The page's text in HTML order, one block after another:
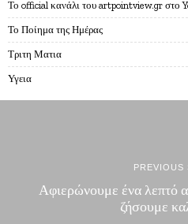
Το official κανάλι του artpointview.gr στο
Το Ποίημα της Ημέρας
Τριτη Ματια
Υγεια
PREVIOUS
Αφιερώνουμε ένα λεπτό
ζήσουμε